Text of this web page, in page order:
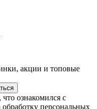
акции и топовые
ознакомился с
обработку персональных